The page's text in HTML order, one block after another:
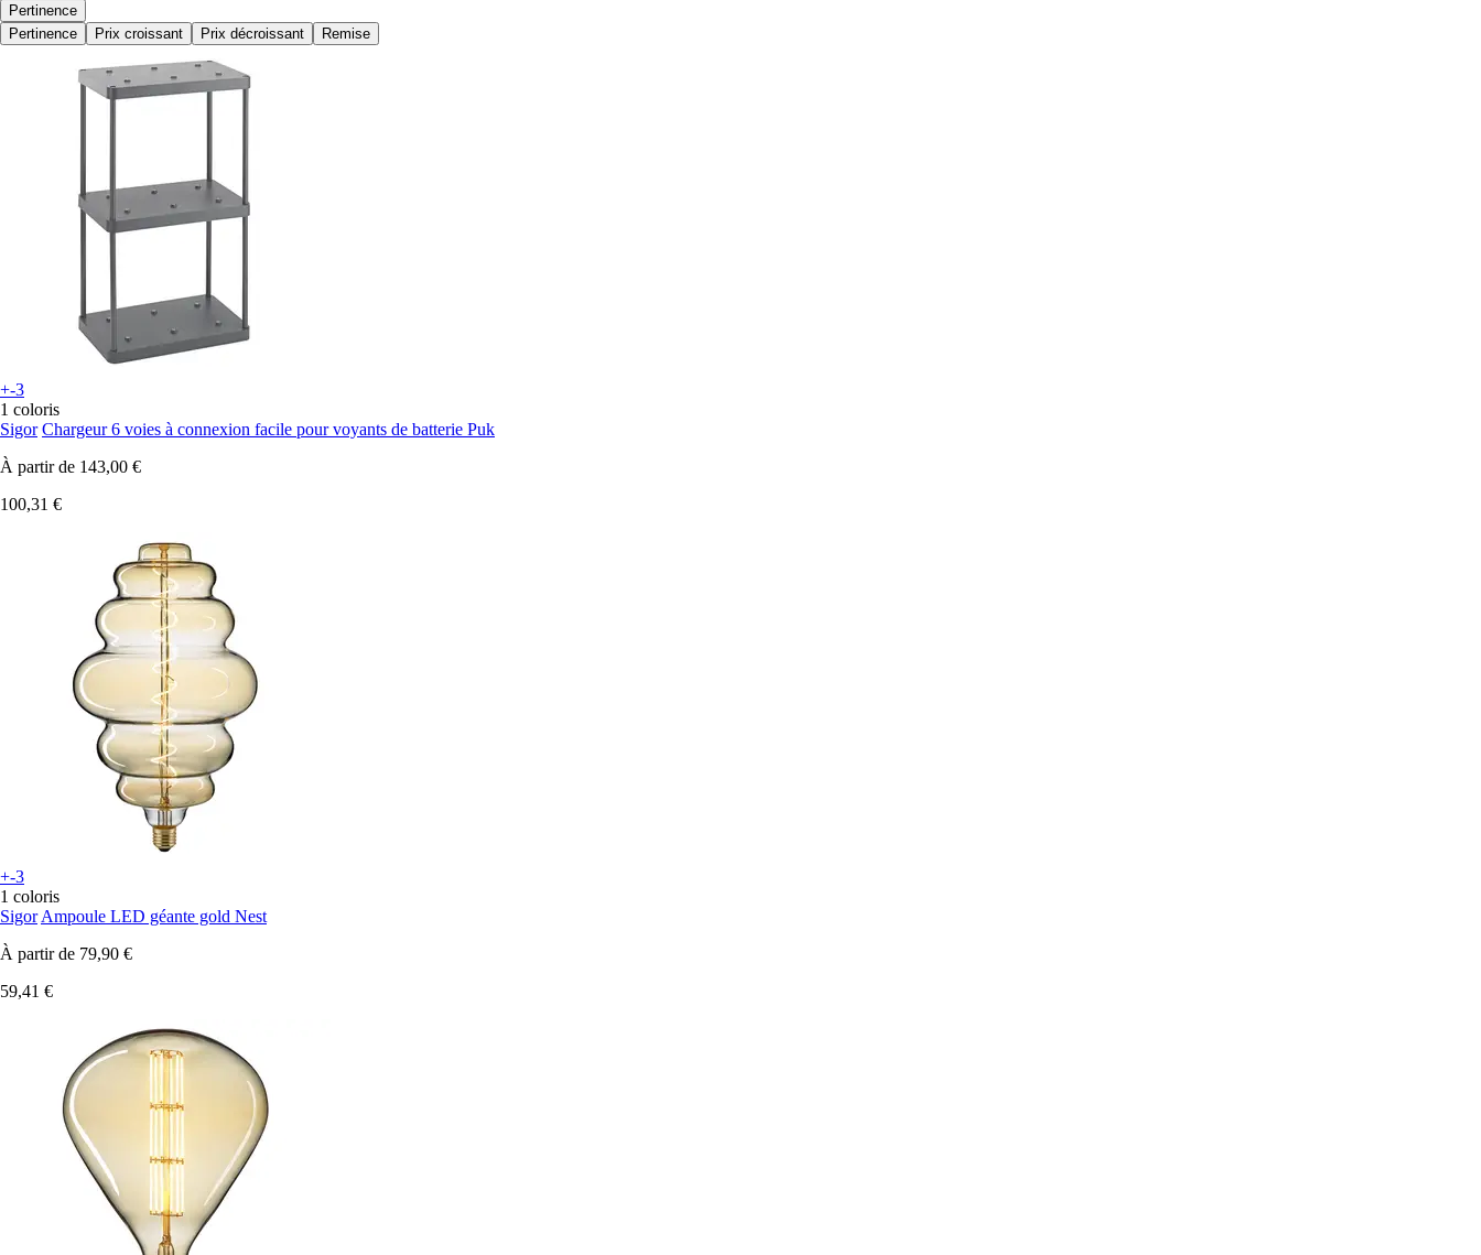
Pertinence
Pertinence
Prix croissant Prix décroissant Remise
+-3
1 coloris
Sigor Chargeur 6 voies à connexion facile pour voyants de batterie Puk
À partir de 143,00 €
100,31 €
+-3
1 coloris
SigorAmpoule LED géante gold Nest
À partir de 79,90 €
59,41 €